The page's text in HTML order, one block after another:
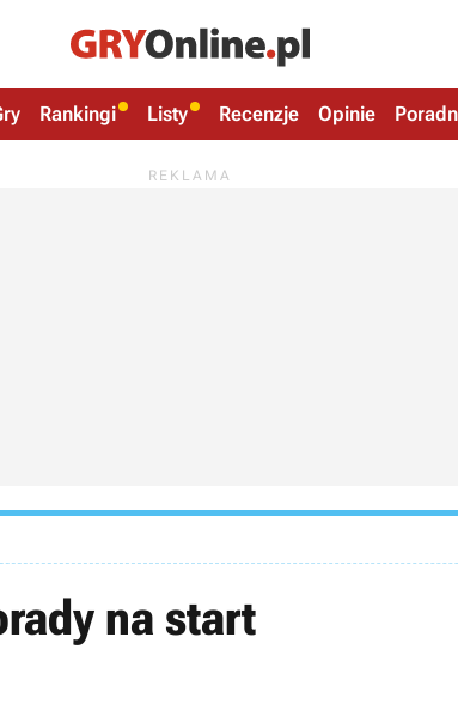
Rankingi Listy Recenzje Opinie
na start